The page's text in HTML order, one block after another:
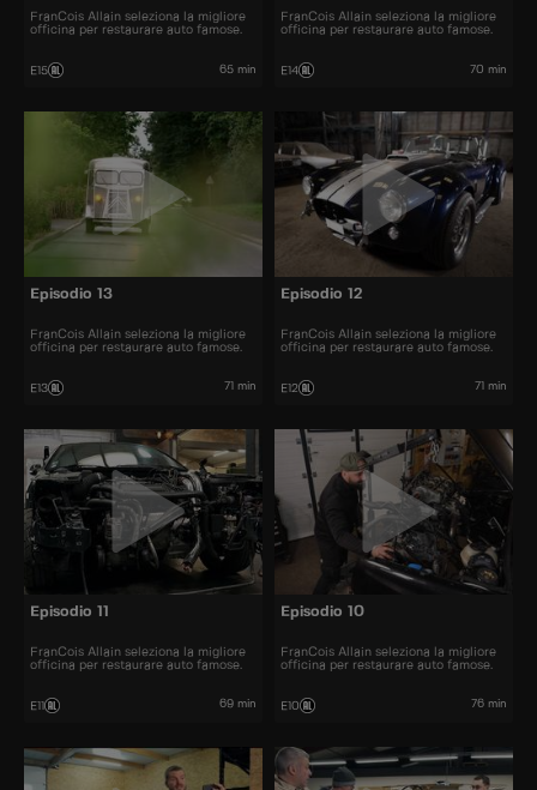
FranCois Allain seleziona la migliore
officina per restaurare auto famose.
E15 65 min
FranCois Allain seleziona la migliore
officina per restaurare auto famose.
E14 70 min
Episodio 13
FranCois Allain seleziona la migliore
officina per restaurare auto famose.
E13 71 min
Episodio 12
FranCois Allain seleziona la migliore
officina per restaurare auto famose.
E12 71 min
Episodio 11
FranCois Allain seleziona la migliore
officina per restaurare auto famose.
E11 69 min
Episodio 10
FranCois Allain seleziona la migliore
officina per restaurare auto famose.
E10 76 min